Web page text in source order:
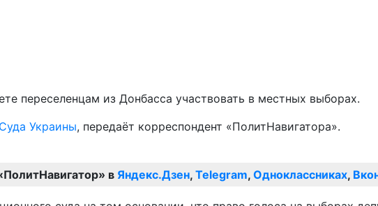
переселенцам из Донбасса участвовать в местных выборах.
Украины, передаёт корреспондент «ПолитНавигатора».
в Яндекс.Дзен, Telegram, Одноклассниках,